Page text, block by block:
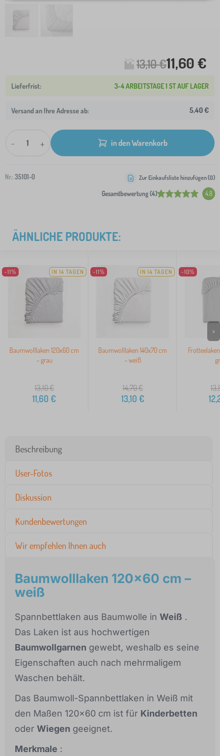
13,10 €11,60 €
3-4 ARBEITSTAGE 1 ST AUF LAGER
Versand an Ihre Adresse ab: 5,40 €
- + in den Warenkorb
Nr.: 35101-0
Gesamtbewertung (4) 4.8
Zur Einkaufsliste hinzufügen (0)
ÄHNLICHE PRODUKTE:
-11% IN 14 TAGEN
Baumwolllaken 120x60 cm
– grau
13,10€
11,60 €
-11% IN 14 TAGEN
Baumwolllaken 140x70 cm
– weiß
14,70€
13,10 €
-10%
>
Beschreibung
User-Fotos
Diskussion
Kundenbewertungen
Wir empfehlen Ihnen auch
Baumwolllaken 120x60 cm –
weiß
Spannbettlaken aus Baumwolle in Weiß .
Das Laken ist aus hochwertigen
Baumwollgarnen gewebt, weshalb es seine
Eigenschaften auch nach mehrmaligem
Waschen behält.
Das Baumwoll-Spannbettlaken in Weiß mit
den Maßen 120x60 cm ist für Kinderbetten
oder Wiegen geeignet.
Merkmale :